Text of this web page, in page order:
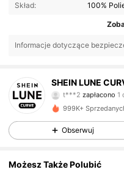
Skład: 100%
Informacje dotyczące
SHEIN LUNE
s***a
999K+
Obserwuj
Możesz Także Polubić